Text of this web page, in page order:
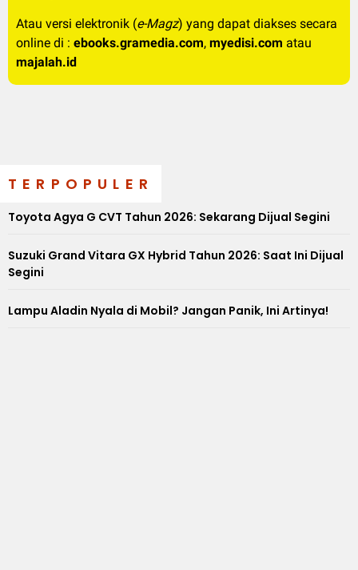
Atau versi elektronik (e-Magz) yang dapat diakses secara
online di : ebooks.gramedia.com, myedisi.com atau
majalah.id
TERPOPULER
Toyota Agya G CVT Tahun 2026: Sekarang Dijual Segini
Suzuki Grand Vitara GX Hybrid Tahun 2026: Saat Ini Dijual
Segini
Lampu Aladin Nyala di Mobil? Jangan Panik, Ini Artinya!